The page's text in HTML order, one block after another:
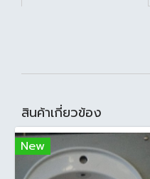
สินค้าเกี่ยวข้อง
New